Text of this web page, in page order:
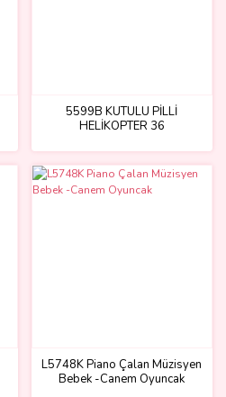
5599B KUTULU PİLLİ
HELİKOPTER 36
L5748K Piano Çalan Müzisyen
Bebek -Canem Oyuncak